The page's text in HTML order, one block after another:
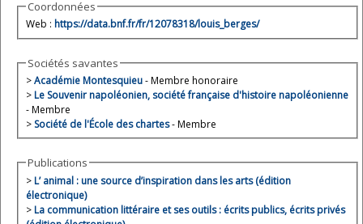
Coordonnées
Web : https://data.bnf.fr/fr/12078318/louis_berges/
Sociétés savantes
>Académie Montesquieu- Membre honoraire
>Le Souvenir napoléonien, société française d'histoire napoléonienne
- Membre
> Société de l'École des chartes- Membre
Publications
>L’ animal : une source d’inspiration dans les arts (édition
électronique)
>La communication littéraire et ses outils : écrits publics, écrits privés